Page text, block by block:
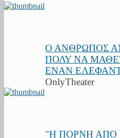
Ο ΑΝΘΡΩΠΟΣ
ΠΟΛΥ ΝΑ
ΕΝΑΝ
OnlyTheater
"Η ΠΟΡΝΗ ΑΠΟ